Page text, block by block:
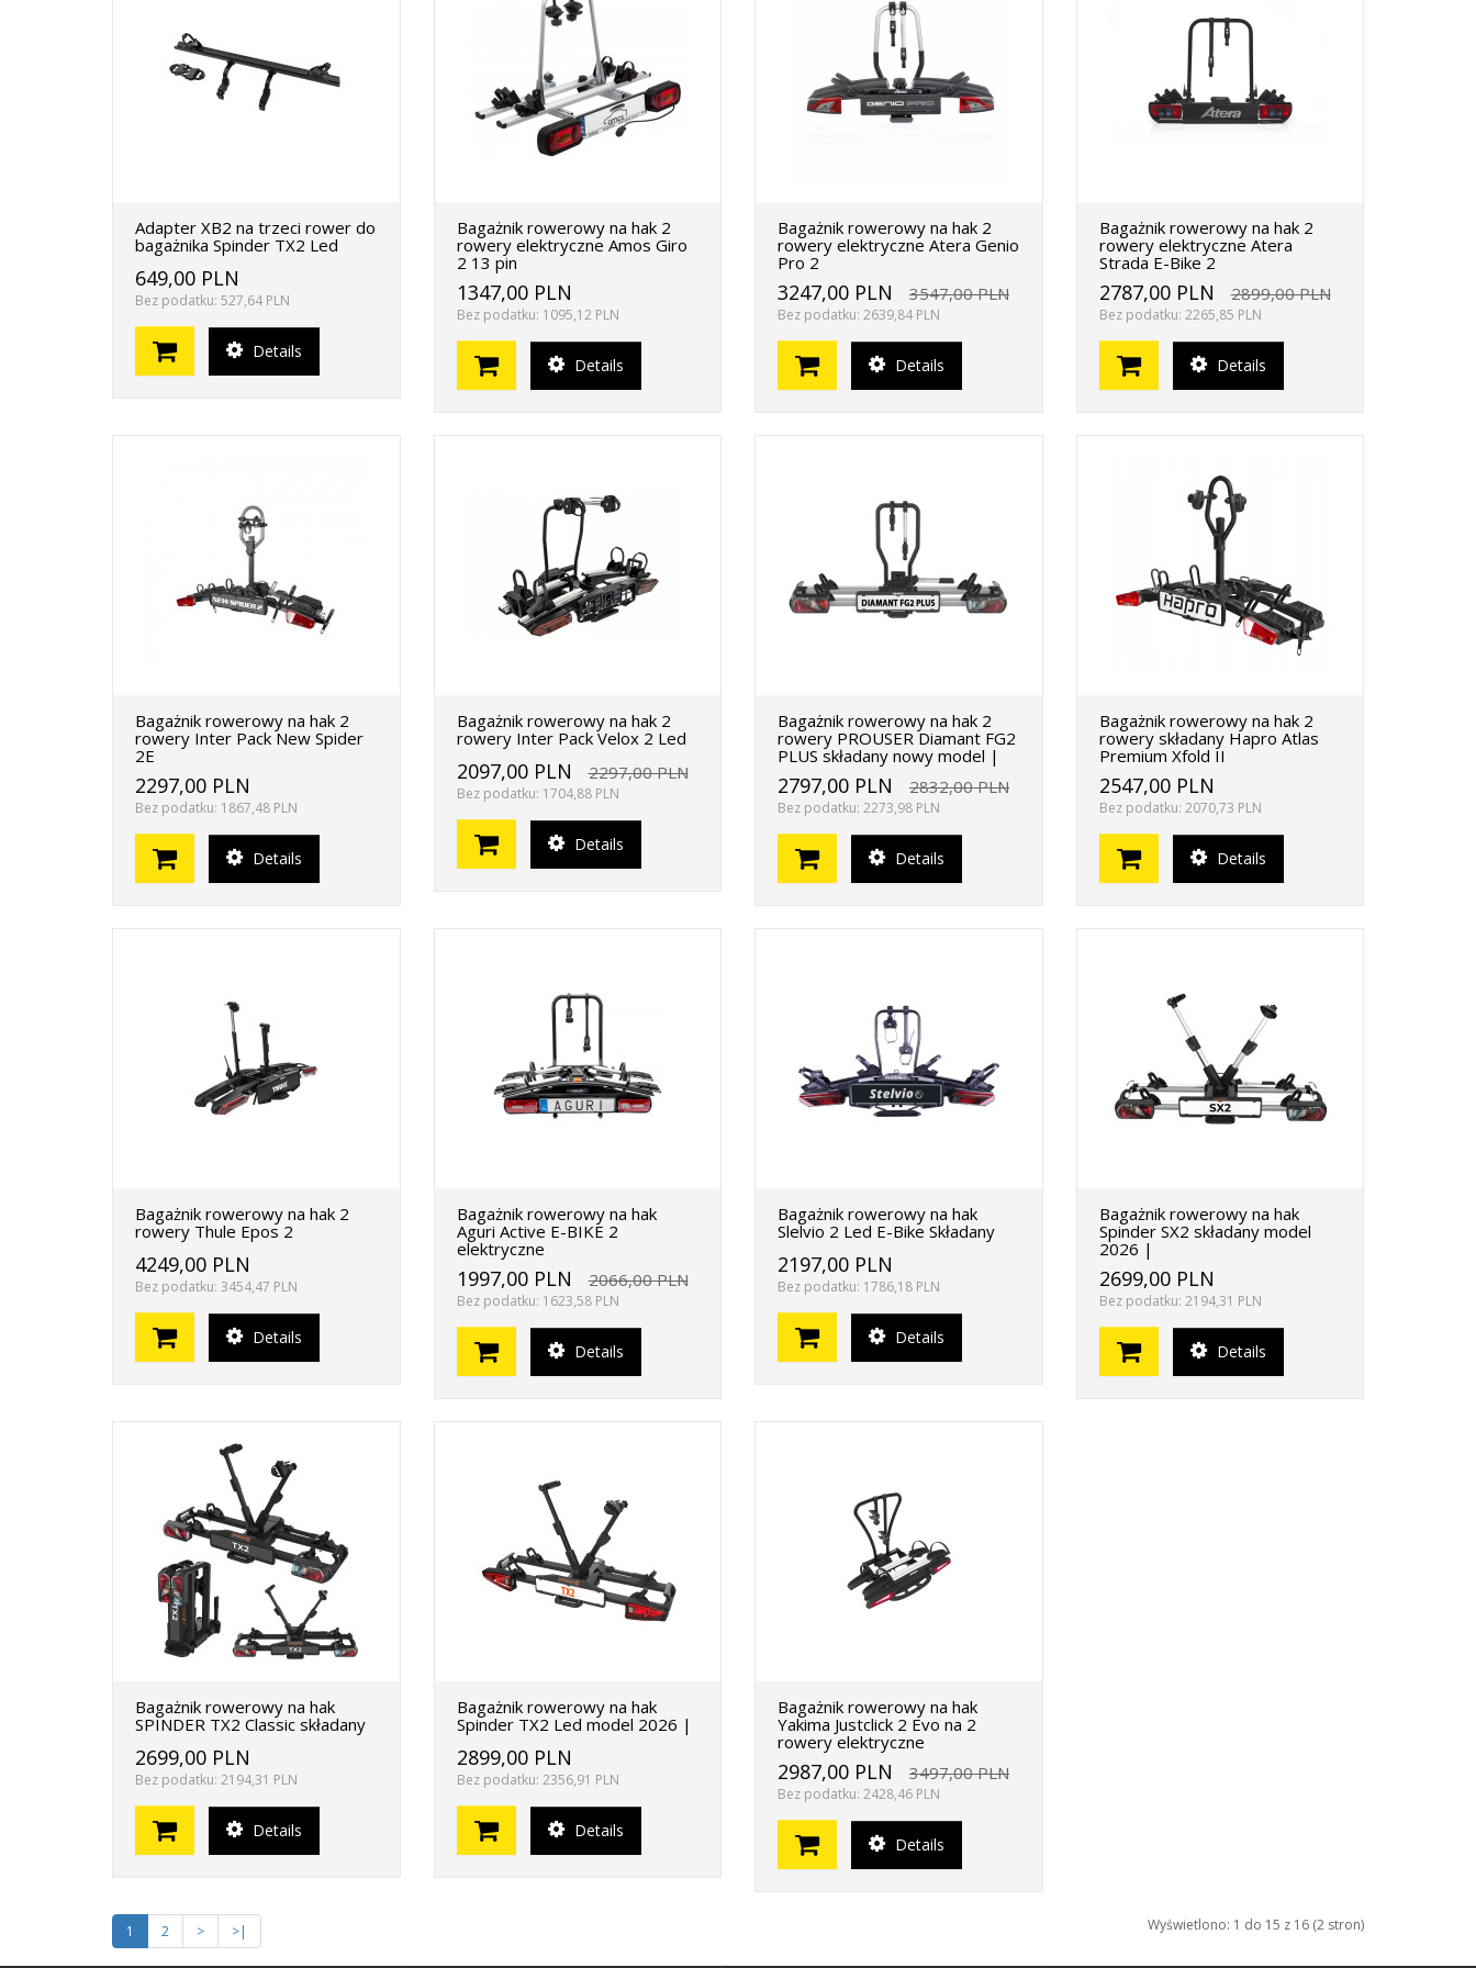
Adapter XB2 na trzeci rower do
bagażnika Spinder TX2 Led
649,00 PLN
Bez podatku: 527,64 PLN
Details
Bagażnik rowerowy na hak 2
rowery elektryczne Amos Giro
2 13 pin
1347,00 PLN
Bez podatku: 1095,12 PLN
Details
Bagażnik rowerowy na hak 2
rowery elektryczne Atera Genio
Pro 2
3247,00 PLN 3547,00 PLN
Bez podatku: 2639,84 PLN
Details
Bagażnik rowerowy na hak 2
rowery elektryczne Atera
Strada E-Bike 2
2787,00 PLN 2899,00 PLN
Bez podatku: 2265,85 PLN
Details
Bagażnik rowerowy na hak 2
rowery Inter Pack New Spider
2E
2297,00 PLN
Bez podatku: 1867,48 PLN
Details
Bagażnik rowerowy na hak 2
rowery Inter Pack Velox 2 Led
2097,00 PLN 2297,00 PLN
Bez podatku: 1704,88 PLN
Details
Bagażnik rowerowy na hak 2
rowery PROUSER Diamant FG2
PLUS składany nowy model |
2797,00 PLN 2832,00 PLN
Bez podatku: 2273,98 PLN
Details
Bagażnik rowerowy na hak 2
rowery składany Hapro Atlas
Premium Xfold II
2547,00 PLN
Bez podatku: 2070,73 PLN
Details
Bagażnik rowerowy na hak 2
rowery Thule Epos 2
4249,00 PLN
Bez podatku: 3454,47 PLN
Details
Bagażnik rowerowy na hak
Aguri Active E-BIKE 2
elektryczne
1997,00 PLN 2066,00 PLN
Bez podatku: 1623,58 PLN
Details
Bagażnik rowerowy na hak
Slelvio 2 Led E-Bike Składany
2197,00 PLN
Bez podatku: 1786,18 PLN
Details
Bagażnik rowerowy na hak
Spinder SX2 składany model
2026 |
2699,00 PLN
Bez podatku: 2194,31 PLN
Details
Bagażnik rowerowy na hak
SPINDER TX2 Classic składany
2699,00 PLN
Bez podatku: 2194,31 PLN
Details
Bagażnik rowerowy na hak
Spinder TX2 Led model 2026 |
2899,00 PLN
Bez podatku: 2356,91 PLN
Details
Bagażnik rowerowy na hak
Yakima Justclick 2 Evo na 2
rowery elektryczne
2987,00 PLN 3497,00 PLN
Bez podatku: 2428,46 PLN
Details
1 2 > >| Wyświetlono: 1 do 15 z 16 (2 stron)